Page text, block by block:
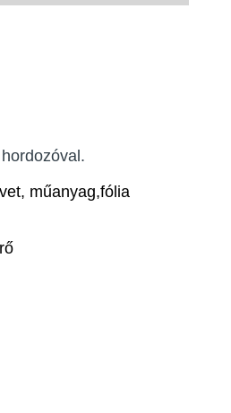
műanyag,fólia